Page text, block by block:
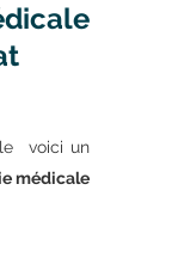
voici un
médicale